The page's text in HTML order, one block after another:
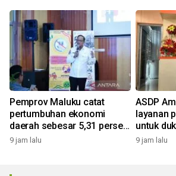
Pemprov Maluku catat
pertumbuhan ekonomi
daerah sebesar 5,31 persen
yoy triwulan II 2026
9 jam lalu
ASDP
layanan
untuk
ekonomi
9 jam lalu